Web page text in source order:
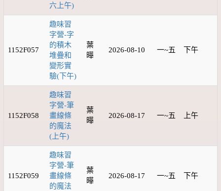
六上午)
1152F057
趣味習
字營-字
的積木
堆疊和
變形實
驗(下午)
葉
曄
2026-08-10 一~五 下午
1152F058
趣味習
字營-筆
畫線條
的魔法
(上午)
葉
曄
2026-08-17 一~五 上午
1152F059
趣味習
字營-筆
畫線條
的魔法
葉
曄
2026-08-17 一~五 下午